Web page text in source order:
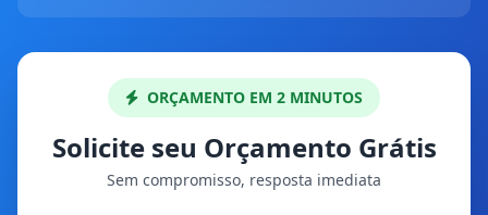
ORÇAMENTO EM 2 MINUTOS
Solicite seu Orçamento Grátis
Sem compromisso, resposta imediata